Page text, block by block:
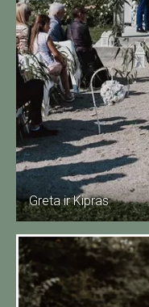
Greta ir Kipras